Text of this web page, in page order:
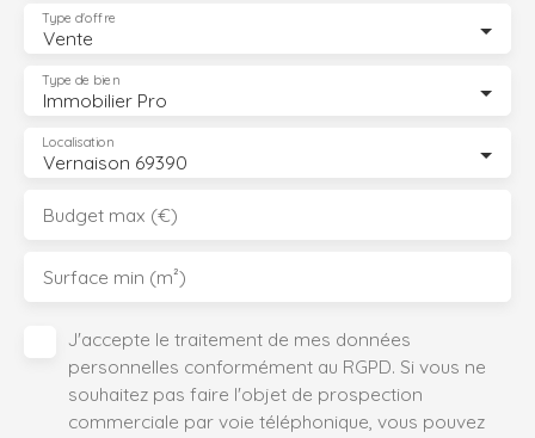
Vente
Type d'offre
Immobilier Pro
Type de bien
Vernaison 69390
Localisation
Budget max (€)
Surface min (m²)
J'accepte le traitement de mes données
personnelles conformément au RGPD. Si vous ne
souhaitez pas faire l'objet de prospection
commerciale par voie téléphonique, vous pouvez